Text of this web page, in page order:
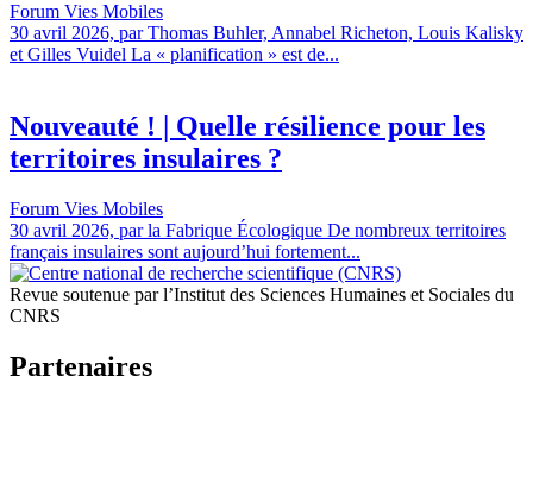
Forum Vies Mobiles
30 avril 2026, par Thomas Buhler, Annabel Richeton, Louis Kalisky
et Gilles Vuidel La « planification » est de...
Nouveauté ! | Quelle résilience pour les
territoires insulaires ?
Forum Vies Mobiles
30 avril 2026, par la Fabrique Écologique De nombreux territoires
français insulaires sont aujourd’hui fortement...
Revue soutenue par l’Institut des Sciences Humaines et Sociales du
CNRS
Partenaires